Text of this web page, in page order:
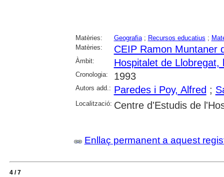
Matèries: Geografia; Recursos educatius ;
Matèries:
CEIP Ramon Muntaner
Àmbit: Hospitalet de Llobregat,
Cronologia: 1993
Autors add.: Paredes i Poy, Alfred ;
Localització: Centre d'Estudis de
Enllaç permanent a aquest
4 / 7